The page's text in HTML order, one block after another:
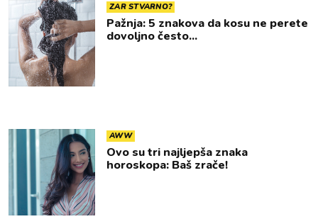
ZAR STVARNO?
Pažnja: 5 znakova da kosu ne perete
dovoljno često...
AWW
Ovo su tri najljepša znaka
horoskopa: Baš zrače!